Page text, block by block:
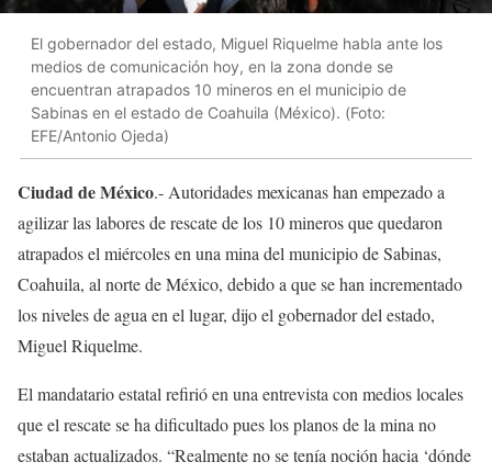
El gobernador del estado, Miguel Riquelme habla ante los
medios de comunicación hoy, en la zona donde se
encuentran atrapados 10 mineros en el municipio de
Sabinas en el estado de Coahuila (México). (Foto:
EFE/Antonio Ojeda)
Ciudad de México.- Autoridades mexicanas han empezado a
agilizar las labores de rescate de los 10 mineros que quedaron
atrapados el miércoles en una mina del municipio de Sabinas,
Coahuila, al norte de México, debido a que se han incrementado
los niveles de agua en el lugar, dijo el gobernador del estado,
Miguel Riquelme.
El mandatario estatal refirió en una entrevista con medios locales
que el rescate se ha dificultado pues los planos de la mina no
estaban actualizados. “Realmente no se tenía noción hacia ‘dónde